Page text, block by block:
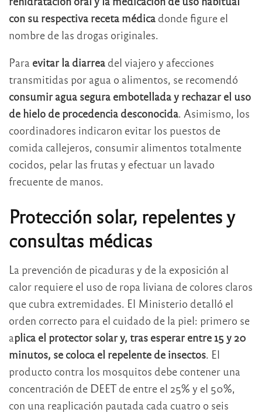
con su respectiva receta médica donde figure el
nombre de las drogas originales.
Para evitar la diarrea del viajero y afecciones
transmitidas por agua o alimentos, se recomendó
consumir agua segura embotellada y rechazar el uso
de hielo de procedencia desconocida. Asimismo, los
coordinadores indicaron evitar los puestos de
comida callejeros, consumir alimentos totalmente
cocidos, pelar las frutas y efectuar un lavado
frecuente de manos.
Protección solar, repelentes y
consultas médicas
La prevención de picaduras y de la exposición al
calor requiere el uso de ropa liviana de colores claros
que cubra extremidades. El Ministerio detalló el
orden correcto para el cuidado de la piel: primero se
aplica el protector solar y, tras esperar entre 15 y 20
minutos, se coloca el repelente de insectos. El
producto contra los mosquitos debe contener una
concentración de DEET de entre el 25% y el 50%,
con una reaplicación pautada cada cuatro o seis